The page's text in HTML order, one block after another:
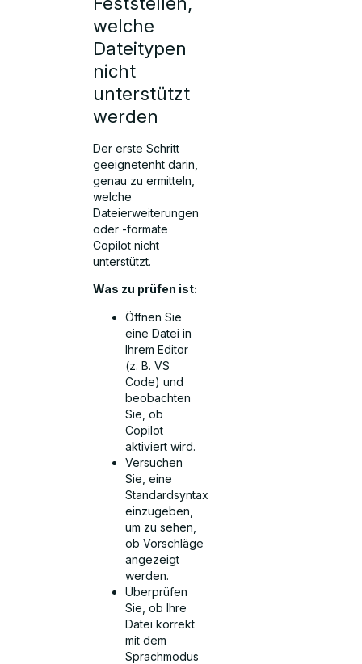
welche
Dateitypen
nicht
unterstützt
werden
Der erste Schritt
geeignetenht darin,
genau zu ermitteln,
welche
Dateierweiterungen
oder -formate
Copilot nicht
unterstützt.
Was zu prüfen ist:
Öffnen Sie
eine Datei in
Ihrem Editor
(z. B. VS
Code) und
beobachten
Sie, ob
Copilot
aktiviert wird.
Versuchen
Sie, eine
Standardsyntax
einzugeben,
um zu sehen,
ob Vorschläge
angezeigt
werden.
Überprüfen
Sie, ob Ihre
Datei korrekt
mit dem
Sprachmodus